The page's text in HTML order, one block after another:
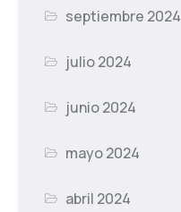
septiembre 2024
julio 2024
junio 2024
mayo 2024
abril 2024